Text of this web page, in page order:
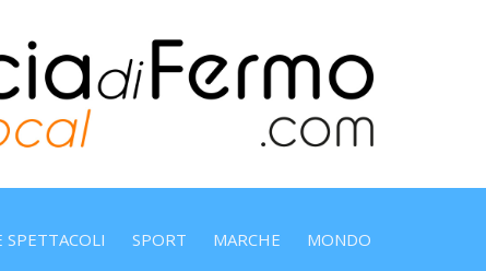
SPETTACOLI SPORT MARCHE MONDO